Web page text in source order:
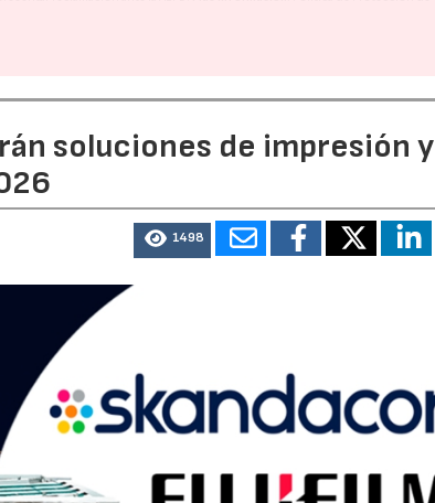
soluciones de impresión y
1498